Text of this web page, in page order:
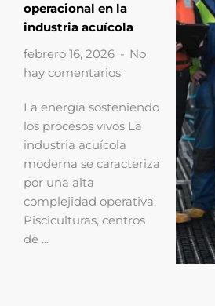
operacional en la
industria acuícola
febrero 16, 2026
No
hay comentarios
La energía sosteniendo
los procesos vivos La
industria acuícola
moderna se caracteriza
por una alta
complejidad operativa.
Pisciculturas, centros
de ...